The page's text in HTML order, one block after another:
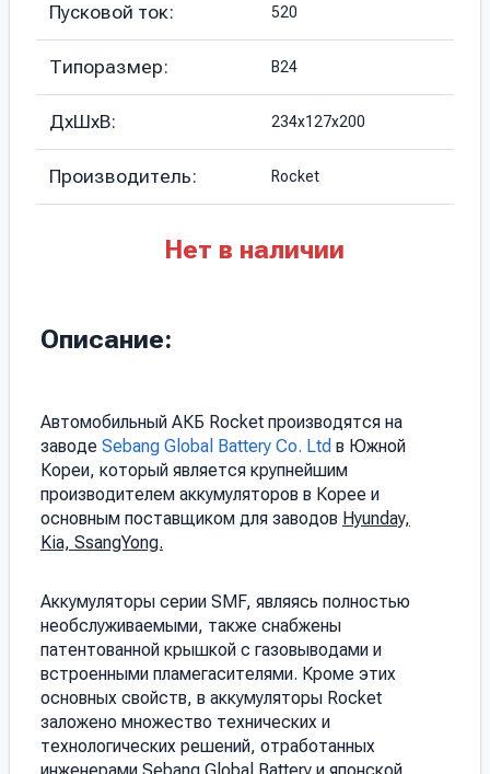
Пусковой ток: 520
Типоразмер: B24
ДхШхВ: 234х127х200
Производитель: Rocket
Нет в наличии
Описание:
Автомобильный АКБ Rocket производятся на
заводе Sebang Global Battery Co. Ltd в Южной
Кореи, который является крупнейшим
производителем аккумуляторов в Корее и
основным поставщиком для заводов Hyunday,
Kia, SsangYong.
Аккумуляторы серии SMF, являясь полностью
необслуживаемыми, также снабжены
патентованной крышкой с газовыводами и
встроенными пламегасителями. Кроме этих
основных свойств, в аккумуляторы Rocket
заложено множество технических и
технологических решений, отработанных